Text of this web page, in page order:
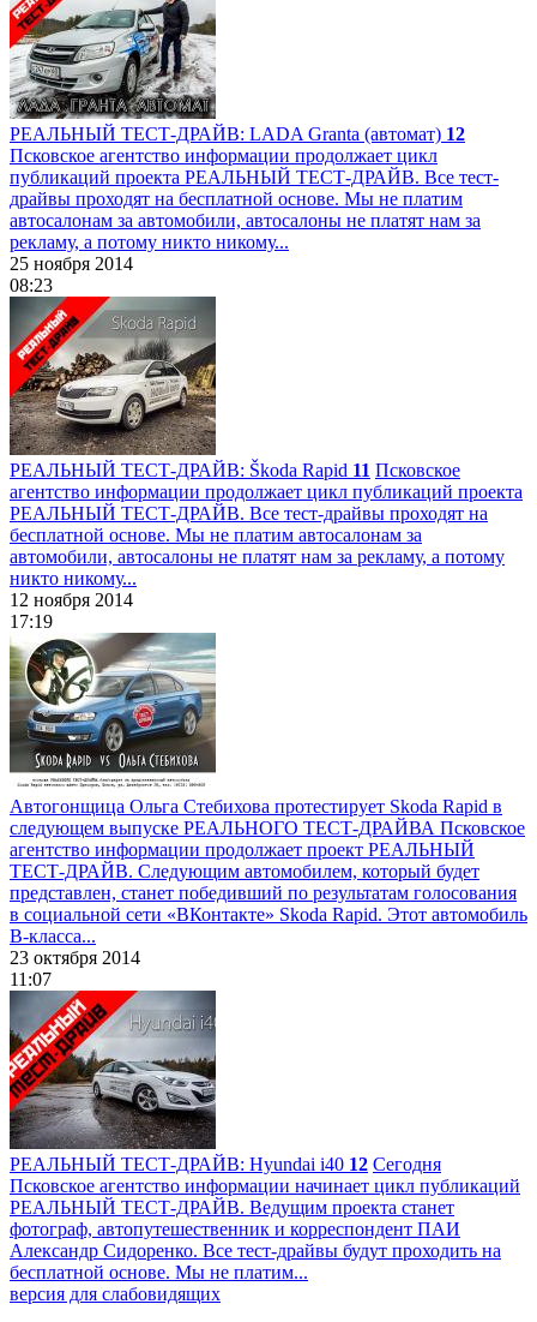
РЕАЛЬНЫЙ ТЕСТ-ДРАЙВ: LADA Granta (автомат) 12
Псковское агентство информации продолжает цикл
публикаций проекта РЕАЛЬНЫЙ ТЕСТ-ДРАЙВ. Все тест-
драйвы проходят на бесплатной основе. Мы не платим
автосалонам за автомобили, автосалоны не платят нам за
рекламу, а потому никто никому...
25 ноября 2014
08:23
РЕАЛЬНЫЙ ТЕСТ-ДРАЙВ: Škoda Rapid 11 Псковское
агентство информации продолжает цикл публикаций проекта
РЕАЛЬНЫЙ ТЕСТ-ДРАЙВ. Все тест-драйвы проходят на
бесплатной основе. Мы не платим автосалонам за
автомобили, автосалоны не платят нам за рекламу, а потому
никто никому...
12 ноября 2014
17:19
Автогонщица Ольга Стебихова протестирует Skoda Rapid в
следующем выпуске РЕАЛЬНОГО ТЕСТ-ДРАЙВА Псковское
агентство информации продолжает проект РЕАЛЬНЫЙ
ТЕСТ-ДРАЙВ. Следующим автомобилем, который будет
представлен, станет победивший по результатам голосования
в социальной сети «ВКонтакте» Skoda Rapid. Этот автомобиль
B-класса...
23 октября 2014
11:07
РЕАЛЬНЫЙ ТЕСТ-ДРАЙВ: Hyundai i40 12 Сегодня
Псковское агентство информации начинает цикл публикаций
РЕАЛЬНЫЙ ТЕСТ-ДРАЙВ. Ведущим проекта станет
фотограф, автопутешественник и корреспондент ПАИ
Александр Сидоренко. Все тест-драйвы будут проходить на
бесплатной основе. Мы не платим...
версия для слабовидящих